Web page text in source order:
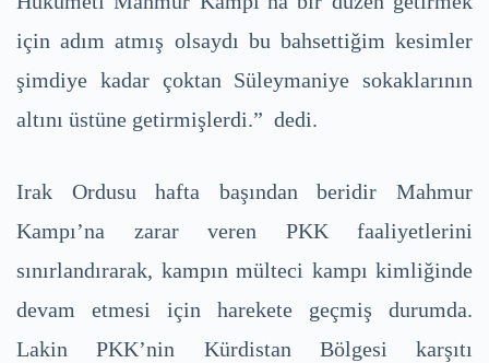
için adım atmış olsaydı bu bahsettiğim kesimler
şimdiye kadar çoktan Süleymaniye sokaklarının
altını üstüne getirmişlerdi.” dedi.
Irak Ordusu hafta başından beridir Mahmur
Kampı’na zarar veren PKK faaliyetlerini
sınırlandırarak, kampın mülteci kampı kimliğinde
devam etmesi için harekete geçmiş durumda.
Lakin PKK’nin Kürdistan Bölgesi karşıtı